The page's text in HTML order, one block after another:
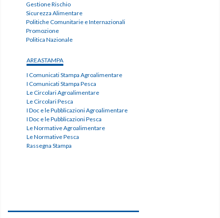
Gestione Rischio
Sicurezza Alimentare
Politiche Comunitarie e Internazionali
Promozione
Politica Nazionale
AREASTAMPA
I Comunicati Stampa Agroalimentare
I Comunicati Stampa Pesca
Le Circolari Agroalimentare
Le Circolari Pesca
I Doc e le Pubblicazioni Agroalimentare
I Doc e le Pubblicazioni Pesca
Le Normative Agroalimentare
Le Normative Pesca
Rassegna Stampa